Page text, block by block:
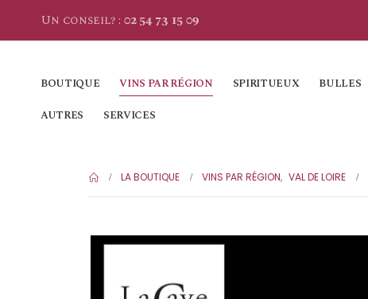
Un conseil? : 02 54 73 15 09
BOUTIQUE VINS PAR RÉGION SPIRITUEUX
BULLES
AUTRES
SERVICES
LA BOUTIQUE VINS PAR RÉGION, VAL DE LOIRE